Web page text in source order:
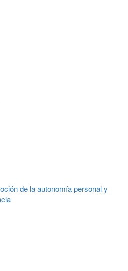
de la autonomía personal y